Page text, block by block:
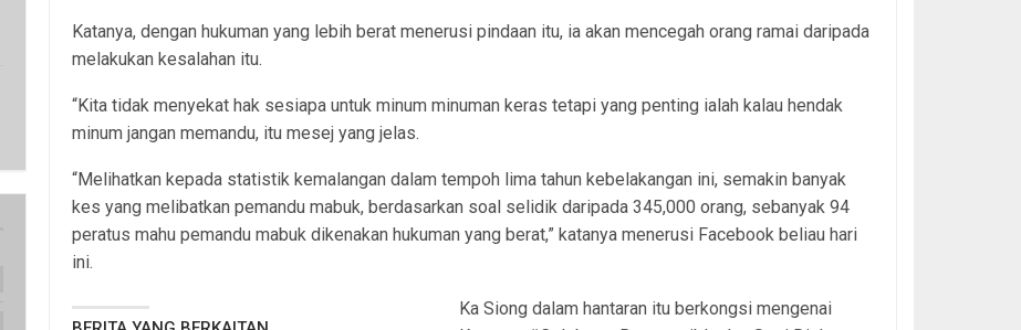
Katanya, dengan hukuman yang lebih berat menerusi pindaan itu, ia akan mencegah orang ramai daripada
melakukan kesalahan itu.
“Kita tidak menyekat hak sesiapa untuk minum minuman keras tetapi yang penting ialah kalau hendak
minum jangan memandu, itu mesej yang jelas.
“Melihatkan kepada statistik kemalangan dalam tempoh lima tahun kebelakangan ini, semakin banyak
kes yang melibatkan pemandu mabuk, berdasarkan soal selidik daripada 345,000 orang, sebanyak 94
peratus mahu pemandu mabuk dikenakan hukuman yang berat,” katanya menerusi Facebook beliau hari
ini.
Ka Siong dalam hantaran itu berkongsi mengenai